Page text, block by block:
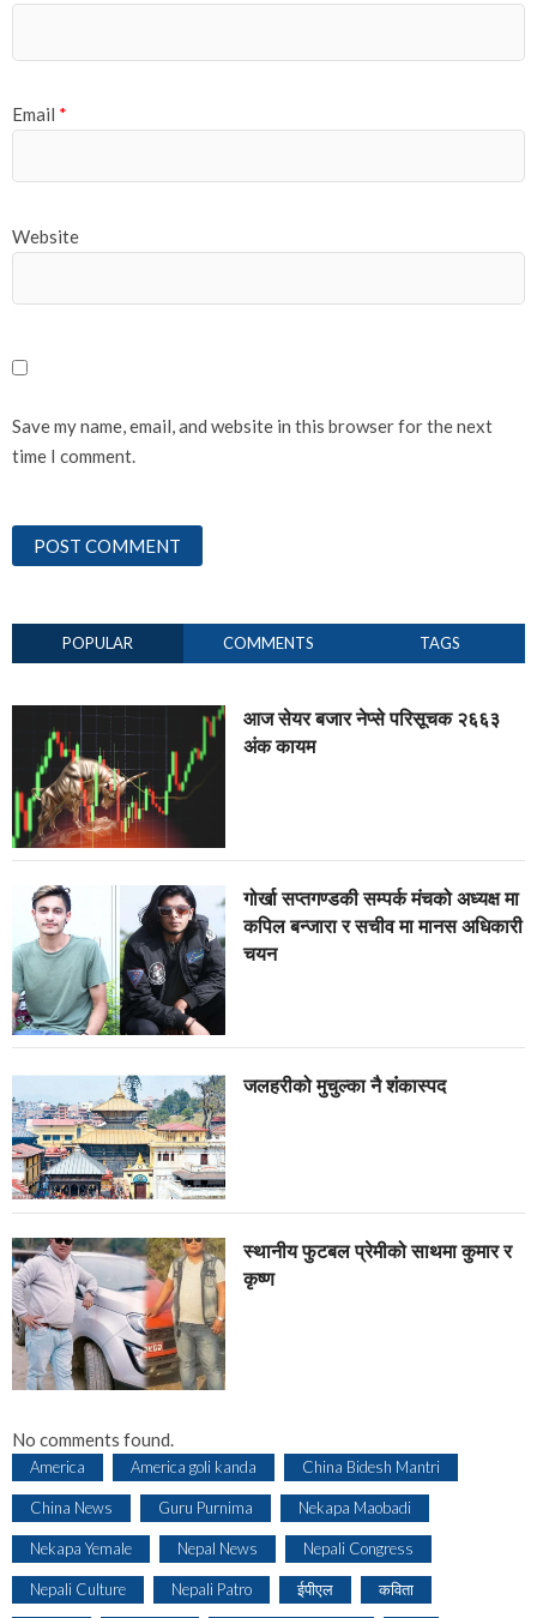
Email *
Website
Save my name, email, and website in this browser for the next
time I comment.
POPULAR COMMENTS TAGS
आज सेयर बजार नेप्से परिसूचक २६६३
अंक कायम
गोर्खा सप्तगण्डकी सम्पर्क मंचको अध्यक्ष मा
कपिल बन्जारा र सचीव मा मानस अधिकारी
चयन
जलहरीको मुचुल्का नै शंंकास्पद
स्थानीय फुटबल प्रेमीको साथमा कुमार र
कृष्ण
No comments found.
America America goli kanda China Bidesh Mantri
China News Guru Purnima Nekapa Maobadi
Nekapa Yemale Nepal News Nepali Congress
Nepali Culture Nepali Patro ईपीएल कविता